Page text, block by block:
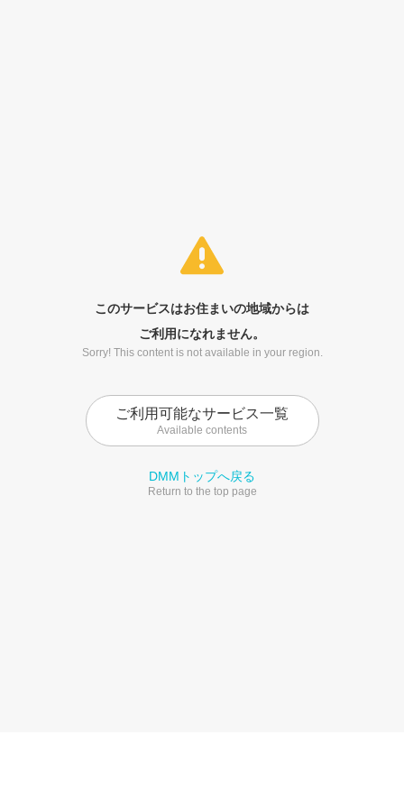
このサービスはお住まいの地域からは
ご利用になれません。
Sorry! This content is not available in your region.
ご利用可能なサービス一覧
Available contents
DMMトップへ戻る
Return to the top page